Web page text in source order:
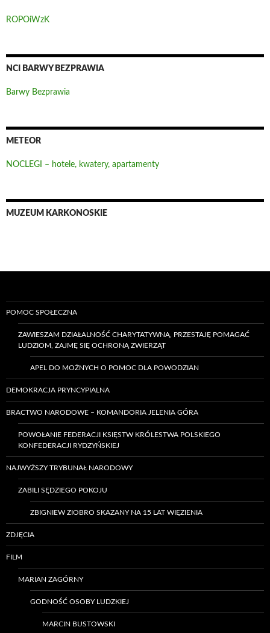
ROPOiWzK
NCI BARWY BEZPRAWIA
Barwy Bezprawia
METEOR
NOCLEGI – hotele, kwatery, apartamenty
MUZEUM KARKONOSKIE
POMOC SPOŁECZNA
ZAWIESZAM DZIAŁALNOŚĆ CHARYTATYWNĄ, PRZESTAJĘ POMAGAĆ
LUDZIOM, ZAJMĘ SIĘ OCHRONĄ ZWIERZĄT
APEL DO MOŻNYCH O POMOC DLA POWODZIAN
DEMOKRACJA PRYNCYPIALNA
BRACTWO NARODOWE – KOMANDORIA JELENIA GÓRA
POWOŁANIE FEDERACJI KSIĘSTW KRÓLESTWA POLSKIEGO
KONFEDERACJI RYDZYŃSKIEJ
NAJWYŻSZY TRYBUNAŁ NARODOWY
ZABILI SĘDZIEGO POKOJU
ZBIGNIEW ZIOBRO SKAZANY NA 15 LAT WIĘZIENIA
ZDJĘCIA
FILM
MARIAN ZAGÓRNY
GODNOŚĆ OSOBY LUDZKIEJ
MARCIN BUSTOWSKI